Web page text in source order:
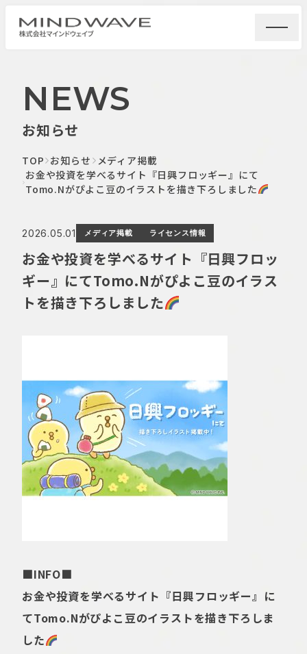
NEWS
お知らせ
TOP お知らせ メディア掲載
お金や投資を学べるサイト『日興フロッギー』にて
Tomo.Nがぴよこ豆のイラストを描き下ろしました
2026.05.01 メディア掲載 ライセンス情報
お金や投資を学べるサイト『日興フロッ
ギー』にてTomo.Nがぴよこ豆のイラス
トを描き下ろしました
■INFO■
お金や投資を学べるサイト『日興フロッギー』に
てTomo.Nがぴよこ豆のイラストを描き下ろしま
した